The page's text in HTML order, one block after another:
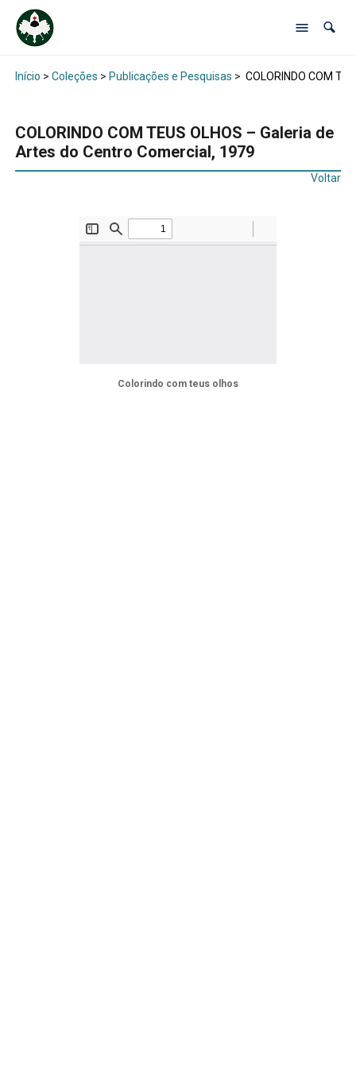
Início > Coleções > Publicações e Pesquisas > COLORINDO COM
COLORINDO COM TEUS OLHOS – Galeria de
Artes do Centro Comercial, 1979
Voltar
Colorindo com teus olhos